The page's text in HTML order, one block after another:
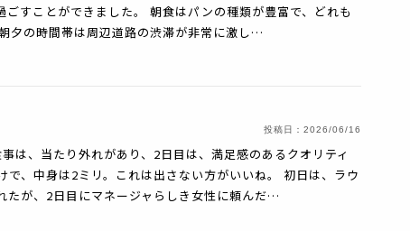
すことができました。 朝食はパンの種類が豊富で、どれも
夕の時間帯は周辺道路の渋滞が非常に激し…
投稿日： 2026/06/16
は、当たり外れがあり、2日目は、満足感のあるクオリティ
、中身は2ミリ。これは出さない方がいいね。 初日は、ラウ
たが、2日目にマネージャらしき女性に頼んだ…